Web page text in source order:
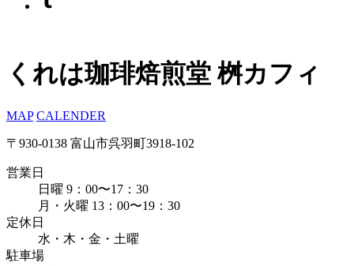
くれは珈琲焙煎堂 桝カフィ
MAP CALENDER
〒930-0138 富山市呉羽町3918-102
営業日
日曜 9：00〜17：30
月・火曜 13：00〜19：30
定休日
水・木・金・土曜
駐車場